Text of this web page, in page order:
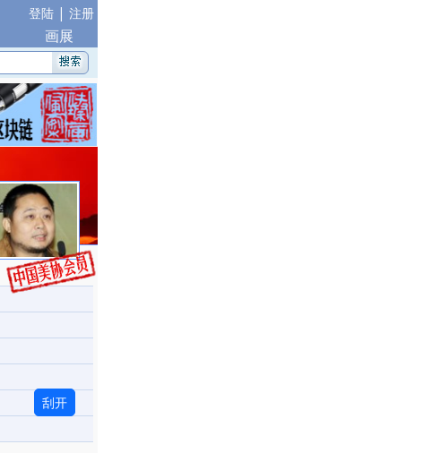
登陆 | 注册
画展
刮开